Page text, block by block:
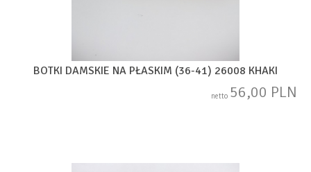
BOTKI DAMSKIE NA PŁASKIM (36-41) 26008 KHAKI
netto 56,00 PLN